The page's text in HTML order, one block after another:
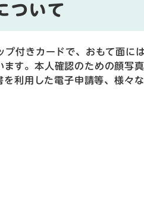
ついて
付きカードで、おもて面に
す。本人確認のための顔写
利用した電子申請等、様々